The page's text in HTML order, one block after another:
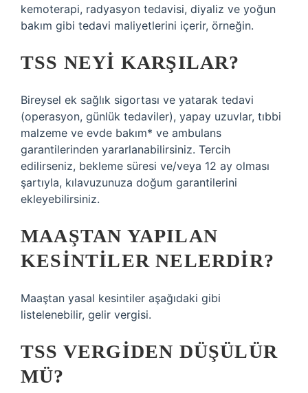
kemoterapi, radyasyon tedavisi, diyaliz ve yoğun
bakım gibi tedavi maliyetlerini içerir, örneğin.
TSS NEYI KARŞILAR?
Bireysel ek sağlık sigortası ve yatarak tedavi
(operasyon, günlük tedaviler), yapay uzuvlar, tıbbi
malzeme ve evde bakım* ve ambulans
garantilerinden yararlanabilirsiniz. Tercih
edilirseniz, bekleme süresi ve/veya 12 ay olması
şartıyla, kılavuzunuza doğum garantilerini
ekleyebilirsiniz.
MAAŞTAN YAPILAN
KESINTILER NELERDIR?
Maaştan yasal kesintiler aşağıdaki gibi
listelenebilir, gelir vergisi.
TSS VERGIDEN DÜŞÜLÜR
MÜ?